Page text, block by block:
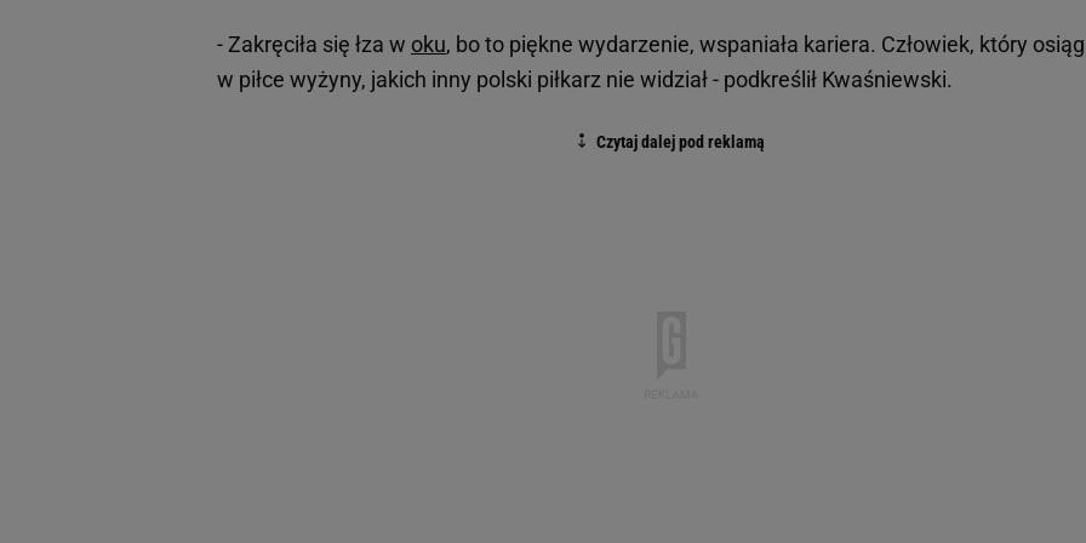
- Zakręciła się łza w oku, bo to piękne wydarzenie, wspaniała kariera. Człowiek, który
w piłce wyżyny, jakich inny polski piłkarz nie widział - podkreślił Kwaśniewski.